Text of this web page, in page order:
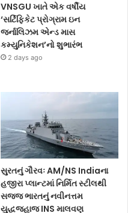
VNSGU ખાતે એક વર્ષીય
‘સર્ટિફિકેટ પ્રોગ્રામ ઇન
જર્નાલિઝમ એન્ડ માસ
કમ્યુનિકેશન’નો શુભારંભ
2 days ago
સુરતનું ગૌરવઃ AM/NS Indiaના
હજીરા પ્લાન્ટમાં નિર્મિત સ્ટીલથી
સજ્જ ભારતનું નવીનત્તમ
યુદ્ધજહાજ INS માલવણ